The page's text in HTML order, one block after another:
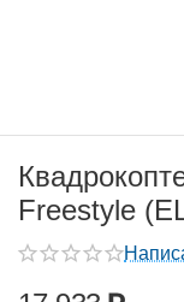
Freestyle